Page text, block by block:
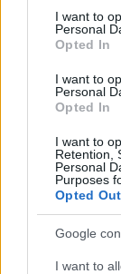
consent section.
I want to
Personal
Opted In
I want to
Personal
Opted In
I want to
Retention,
Personal
Purposes
Opted Out
Google
I want to
al